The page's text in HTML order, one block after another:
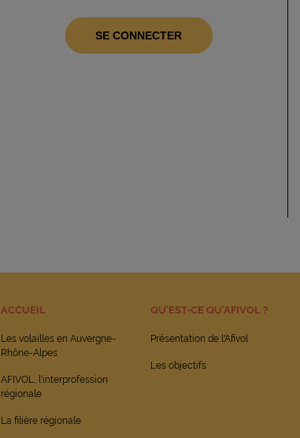
SE CONNECTER
ACCUEIL
Les volailles en Auvergne-
Rhône-Alpes
AFIVOL, l'interprofession
régionale
La filière régionale
QU’EST-CE QU’AFIVOL ?
Présentation de l'Afivol
Les objectifs